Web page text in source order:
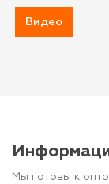
Видео
Мы готовы к